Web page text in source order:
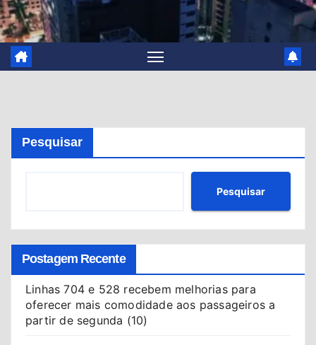
Pesquisar
Pesquisar
Postagem Recente
Linhas 704 e 528 recebem melhorias para
oferecer mais comodidade aos passageiros a
partir de segunda (10)